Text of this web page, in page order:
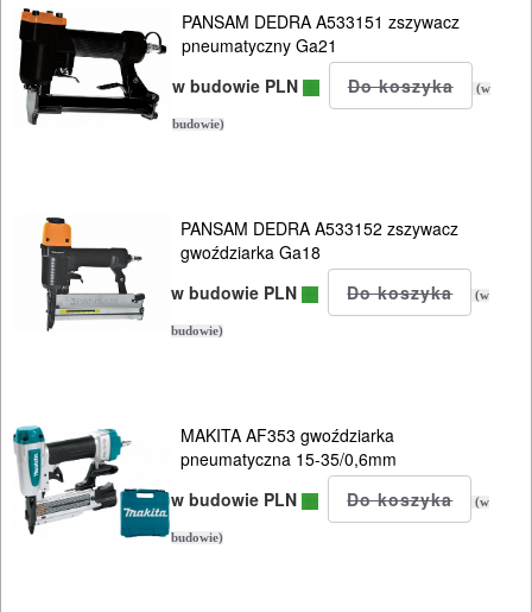
I
TRANSPORTOWANIE
POMIAROWE
ELEKTRY..
GLAZURNICZE
URZĄDZENIA
BUDOWLANE
MASZYNY
PANSAM DEDRA A533151 zszywacz
pneumatyczny Ga21
w budowie PLN
(w
budowie)
PANSAM DEDRA A533152 zszywacz
gwoździarka Ga18
w budowie PLN
(w
budowie)
MAKITA AF353 gwoździarka
pneumatyczna 15-35/0,6mm
w budowie PLN
(w
budowie)